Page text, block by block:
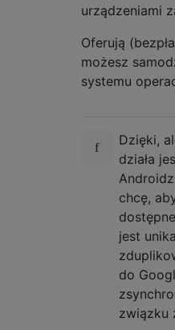
urządzeniami
Oferują
możesz
systemu
Dzięki,
działa
chcę,
jest
do
związku